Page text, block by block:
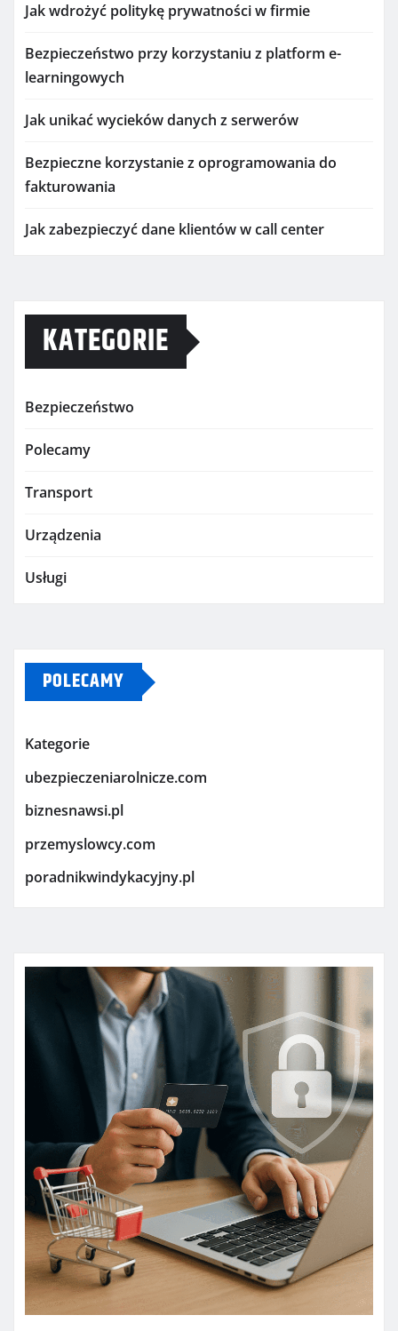
Jak wdrożyć politykę prywatności w firmie
Bezpieczeństwo przy korzystaniu z platform e-
learningowych
Jak unikać wycieków danych z serwerów
Bezpieczne korzystanie z oprogramowania do
fakturowania
Jak zabezpieczyć dane klientów w call center
KATEGORIE
Bezpieczeństwo
Polecamy
Transport
Urządzenia
Usługi
POLECAMY
Kategorie
ubezpieczeniarolnicze.com
biznesnawsi.pl
przemyslowcy.com
poradnikwindykacyjny.pl